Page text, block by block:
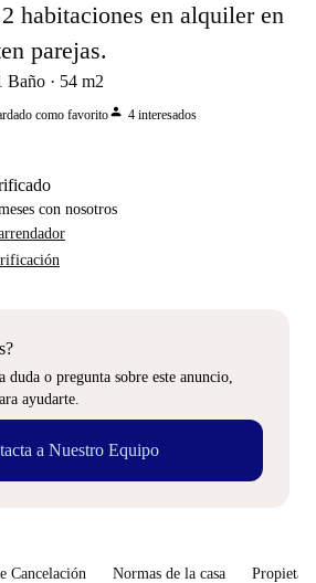
habitaciones en alquiler en
parejas.
Baño 54 m2
como favoritoperson 4 interesados
con nosotros
duda o pregunta sobre este anuncio,
ayudarte.
a Nuestro Equipo
Cancelación Normas de la casa